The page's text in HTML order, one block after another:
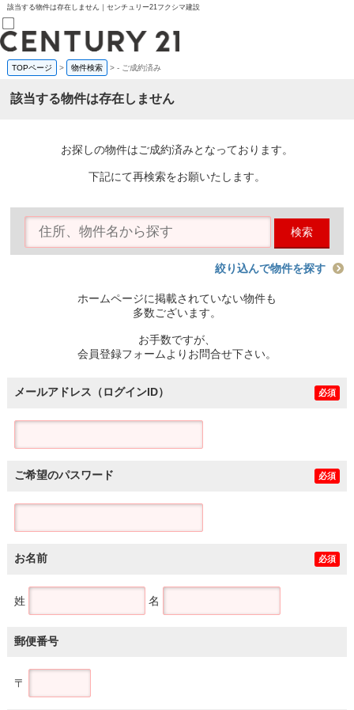
該当する物件は存在しません｜センチュリー21フクシマ建設
売買部
0120-800-844
賃貸部
会員メニュー
物件を探す
購入TOP
条件から探す
住宅ローン控除シミュレータ
TOPページ > 物件検索 >- ご成約済み
該当する物件は存在しません
お探しの物件はご成約済みとなっております。
下記にて再検索をお願いたします。
検索
絞り込んで物件を探す
ホームページに掲載されていない物件も
多数ございます。
お手数ですが、
会員登録フォームよりお問合せ下さい。
メールアドレス（ログインID） 必須
ご希望のパスワード 必須
お名前 必須
姓 名
郵便番号
〒